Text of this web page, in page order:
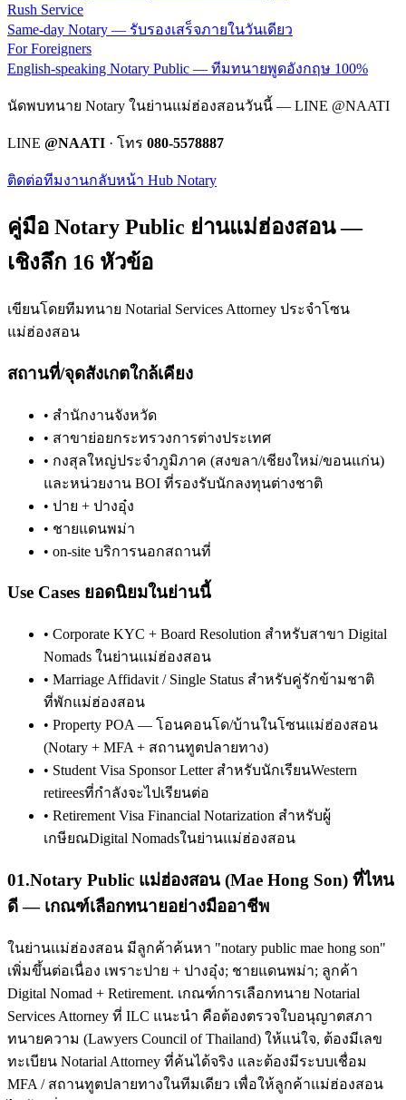
Rush Service
Same-day Notary — รับรองเสร็จภายในวันเดียว
For Foreigners
English-speaking Notary Public — ทีมทนายพูดอังกฤษ 100%
นัดพบทนาย Notary ในย่านแม่ฮ่องสอนวันนี้ — LINE @NAATI
LINE @NAATI · โทร 080-5578887
ติดต่อทีมงานกลับหน้า Hub Notary
คู่มือ Notary Public ย่านแม่ฮ่องสอน—
เชิงลึก 16 หัวข้อ
เขียนโดยทีมทนาย Notarial Services Attorney ประจำโซน
แม่ฮ่องสอน
สถานที่/จุดสังเกตใกล้เคียง
• สำนักงานจังหวัด
• สาขาย่อยกระทรวงการต่างประเทศ
• กงสุลใหญ่ประจำภูมิภาค (สงขลา/เชียงใหม่/ขอนแก่น)
และหน่วยงาน BOI ที่รองรับนักลงทุนต่างชาติ
• ปาย + ปางอุ๋ง
• ชายแดนพม่า
• on-site บริการนอกสถานที่
Use Cases ยอดนิยมในย่านนี้
• Corporate KYC + Board Resolution สำหรับสาขา Digital
Nomads ในย่านแม่ฮ่องสอน
• Marriage Affidavit / Single Status สำหรับคู่รักข้ามชาติ
ที่พักแม่ฮ่องสอน
• Property POA — โอนคอนโด/บ้านในโซนแม่ฮ่องสอน
(Notary + MFA + สถานทูตปลายทาง)
• Student Visa Sponsor Letter สำหรับนักเรียนWestern
retireesที่กำลังจะไปเรียนต่อ
• Retirement Visa Financial Notarization สำหรับผู้
เกษียณDigital Nomadsในย่านแม่ฮ่องสอน
01.Notary Public แม่ฮ่องสอน (Mae Hong Son) ที่ไหน
ดี — เกณฑ์เลือกทนายอย่างมืออาชีพ
ในย่านแม่ฮ่องสอน มีลูกค้าค้นหา "notary public mae hong son"
เพิ่มขึ้นต่อเนื่อง เพราะปาย + ปางอุ๋ง; ชายแดนพม่า; ลูกค้า
Digital Nomad + Retirement. เกณฑ์การเลือกทนาย Notarial
Services Attorney ที่ ILC แนะนำ คือต้องตรวจใบอนุญาตสภา
ทนายความ (Lawyers Council of Thailand) ให้แน่ใจ, ต้องมีเลข
ทะเบียน Notarial Attorney ที่ค้นได้จริง และต้องมีระบบเชื่อม
MFA / สถานทูตปลายทางในทีมเดียว เพื่อให้ลูกค้าแม่ฮ่องสอน